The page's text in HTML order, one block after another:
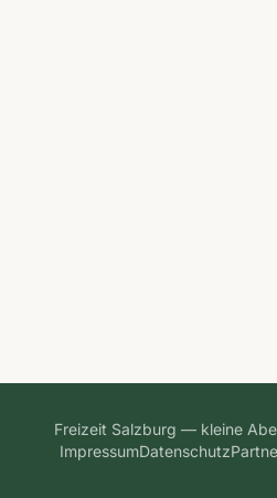
Freizeit Salzburg — kleine
ImpressumDatenschutz